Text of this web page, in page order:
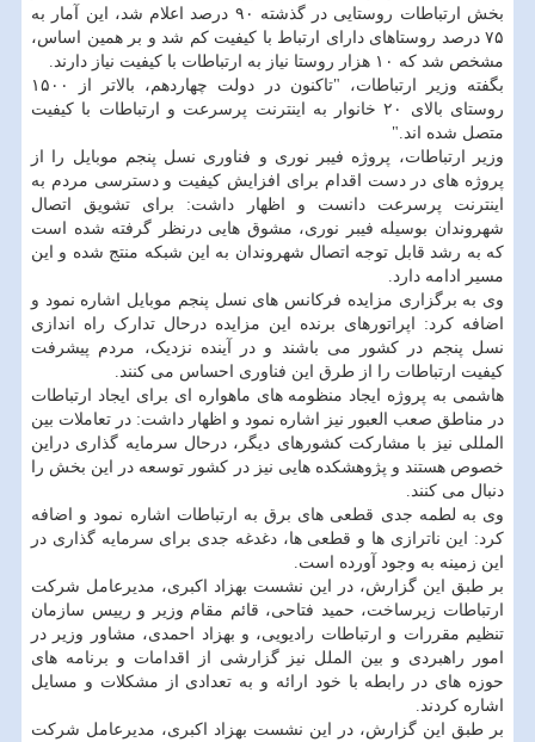
بخش ارتباطات روستایی در گذشته ۹۰ درصد اعلام شد، این آمار به
۷۵ درصد روستاهای دارای ارتباط با کیفیت کم شد و بر همین اساس،
مشخص شد که ۱۰ هزار روستا نیاز به ارتباطات با کیفیت نیاز دارند.
بگفته وزیر ارتباطات، "تاکنون در دولت چهاردهم، بالاتر از ۱۵۰۰
روستای بالای ۲۰ خانوار به اینترنت پرسرعت و ارتباطات با کیفیت
متصل شده اند."
وزیر ارتباطات، پروژه فیبر نوری و فناوری نسل پنجم موبایل را از
پروژه های در دست اقدام برای افزایش کیفیت و دسترسی مردم به
اینترنت پرسرعت دانست و اظهار داشت: برای تشویق اتصال
شهروندان بوسیله فیبر نوری، مشوق هایی درنظر گرفته شده است
که به رشد قابل توجه اتصال شهروندان به این شبکه منتج شده و این
مسیر ادامه دارد.
وی به برگزاری مزایده فرکانس های نسل پنجم موبایل اشاره نمود و
اضافه کرد: اپراتورهای برنده این مزایده درحال تدارک راه اندازی
نسل پنجم در کشور می باشند و در آینده نزدیک، مردم پیشرفت
کیفیت ارتباطات را از طرق این فناوری احساس می کنند.
هاشمی به پروژه ایجاد منظومه های ماهواره ای برای ایجاد ارتباطات
در مناطق صعب العبور نیز اشاره نمود و اظهار داشت: در تعاملات بین
المللی نیز با مشارکت کشورهای دیگر، درحال سرمایه گذاری دراین
خصوص هستند و پژوهشکده هایی نیز در کشور توسعه در این بخش را
دنبال می کنند.
وی به لطمه جدی قطعی های برق به ارتباطات اشاره نمود و اضافه
کرد: این ناترازی ها و قطعی ها، دغدغه جدی برای سرمایه گذاری در
این زمینه به وجود آورده است.
بر طبق این گزارش، در این نشست بهزاد اکبری، مدیرعامل شرکت
ارتباطات زیرساخت، حمید فتاحی، قائم مقام وزیر و رییس سازمان
تنظیم مقررات و ارتباطات رادیویی، و بهزاد احمدی، مشاور وزیر در
امور راهبردی و بین الملل نیز گزارشی از اقدامات و برنامه های
حوزه های در رابطه با خود ارائه و به تعدادی از مشکلات و مسایل
اشاره کردند.
بر طبق این گزارش، در این نشست بهزاد اکبری، مدیرعامل شرکت